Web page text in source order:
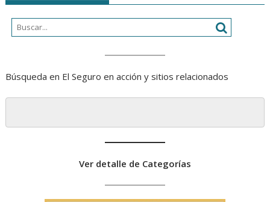
Búsqueda en El Seguro en acción y sitios relacionados
Ver detalle de Categorías